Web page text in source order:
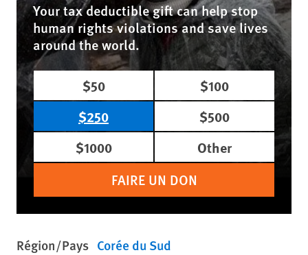
Your tax deductible gift can help stop
human rights violations and save lives
around the world.
$50
$100
$250
$500
$1000
Other
FAIRE UN DON
Région/Pays Corée du Sud